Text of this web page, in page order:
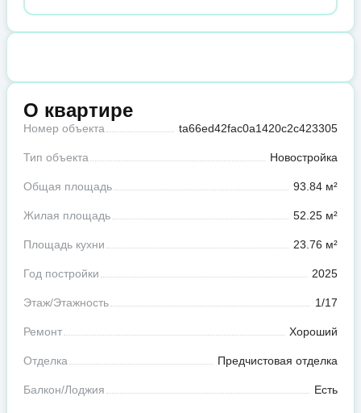
О квартире
Номер объекта ta66ed42fac0a1420c2c423305
Тип объекта Новостройка
Общая площадь 93.84 м²
Жилая площадь 52.25 м²
Площадь кухни 23.76 м²
Год постройки 2025
Этаж/Этажность 1/17
Ремонт Хороший
Отделка Предчистовая отделка
Балкон/Лоджия Есть